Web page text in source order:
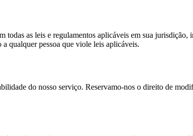
todas as leis e regulamentos aplicáveis em sua
qualquer pessoa que viole leis aplicáveis.
do nosso serviço. Reservamo-nos o direito de